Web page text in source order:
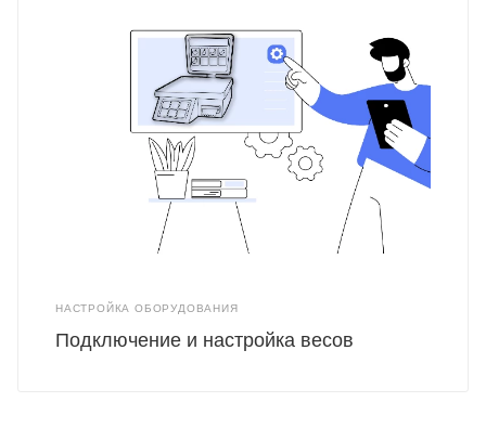
НАСТРОЙКА ОБОРУДОВАНИЯ
Подключение и настройка весов